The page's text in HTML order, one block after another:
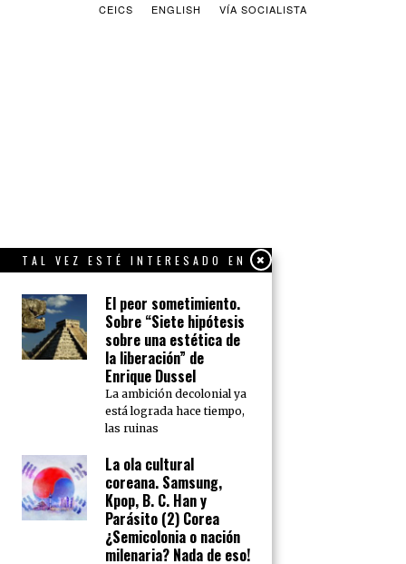
CEICS
ENGLISH VÍA SOCIALISTA
TAL VEZ ESTÉ INTERESADO EN
El peor sometimiento.
Sobre “Siete hipótesis
sobre una estética de
la liberación” de
Enrique Dussel
La ambición decolonial ya
está lograda hace tiempo,
las ruinas
La ola cultural
coreana. Samsung,
Kpop, B. C. Han y
Parásito (2) Corea
¿Semicolonia o nación
milenaria? Nada de eso!